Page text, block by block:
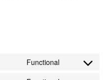
Functional
Consent